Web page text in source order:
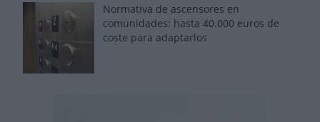
Normativa de ascensores en
comunidades: hasta 40.000 euros de
coste para adaptarlos